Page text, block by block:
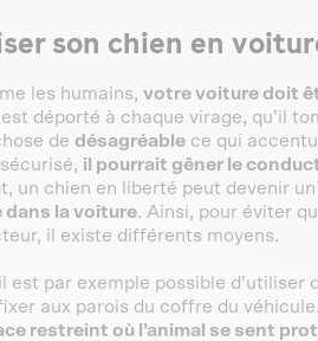
son chien en
les humains, votre voiture doit
est déporté à chaque virage, qu’il
de désagréable ce qui
il pourrait gêner le
un chien en liberté peut devenir
dans la voiture. Ainsi, pour éviter
il existe différents moyens.
est par exemple possible d’utiliser
fixer aux parois du coffre du
restreint où l’animal se sent